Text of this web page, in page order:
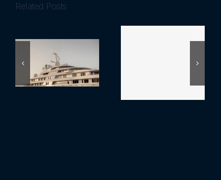
Related Posts